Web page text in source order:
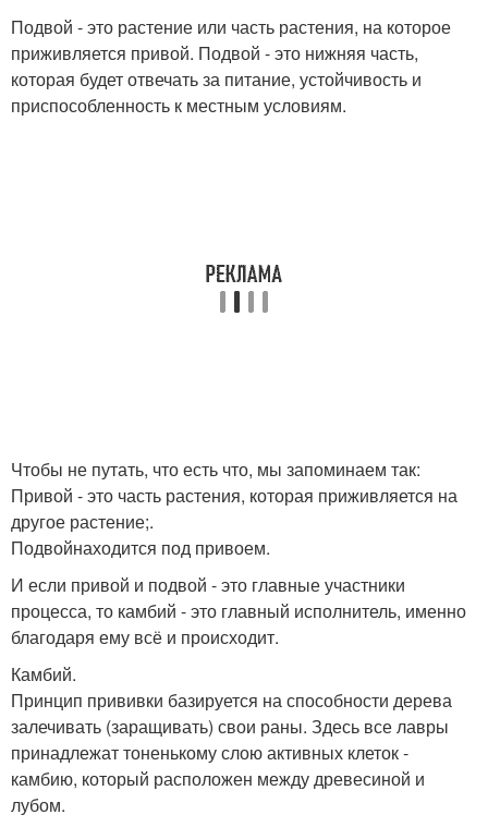
Подвой - это растение или часть растения, на которое
приживляется привой. Подвой - это нижняя часть,
которая будет отвечать за питание, устойчивость и
приспособленность к местным условиям.
Чтобы не путать, что есть что, мы запоминаем так:
Привой - это часть растения, которая приживляется на
другое растение;.
Подвойнаходится под привоем.
И если привой и подвой - это главные участники
процесса, то камбий - это главный исполнитель, именно
благодаря ему всё и происходит.
Камбий.
Принцип прививки базируется на способности дерева
залечивать (заращивать) свои раны. Здесь все лавры
принадлежат тоненькому слою активных клеток -
камбию, который расположен между древесиной и
лубом.